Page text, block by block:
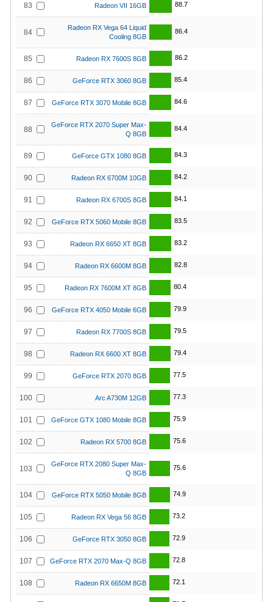
83 Radeon VII 16GB 88.7
84
Radeon RX Vega 64 Liquid
Cooling 8GB
86.4
85 Radeon RX 7600S 8GB 86.2
86 GeForce RTX 3060 8GB 85.4
87 GeForce RTX 3070 Mobile 8GB 84.6
88
GeForce RTX 2070 Super Max-
Q 8GB
84.4
89 GeForce GTX 1080 8GB 84.3
90 Radeon RX 6700M 10GB 84.2
91 Radeon RX 6700S 8GB 84.1
92 GeForce RTX 5060 Mobile 8GB 83.5
93 Radeon RX 6650 XT 8GB 83.2
94 Radeon RX 6600M 8GB 82.8
95 Radeon RX 7600M XT 8GB 80.4
96 GeForce RTX 4050 Mobile 6GB 79.9
97 Radeon RX 7700S 8GB 79.5
98 Radeon RX 6600 XT 8GB 79.4
99 GeForce RTX 2070 8GB 77.5
100 Arc A730M 12GB 77.3
101 GeForce GTX 1080 Mobile 8GB 75.9
102 Radeon RX 5700 8GB 75.6
103
GeForce RTX 2080 Super Max-
Q 8GB
75.6
104 GeForce RTX 5050 Mobile 8GB 74.9
105 Radeon RX Vega 56 8GB 73.2
106 GeForce RTX 3050 8GB 72.9
107 GeForce RTX 2070 Max-Q 8GB 72.8
108 Radeon RX 6650M 8GB 72.1